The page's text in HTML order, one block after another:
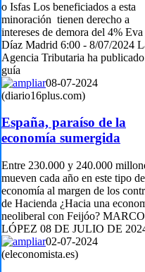
o Isfas Los beneficiados a esta
minoración tienen derecho a
intereses de demora del 4% Eva
Díaz Madrid 6:00 - 8/07/2024
Agencia Tributaria ha
guía
08-07-2024
(diario16plus.com)
España, paraíso de la
economía sumergida
Entre 230.000 y 240.000
mueven cada año en este tipo de
economía al margen de los
de Hacienda ¿Hacia una
neoliberal con Feijóo?
LÓPEZ 08 DE JULIO DE
02-07-2024
(eleconomista.es)